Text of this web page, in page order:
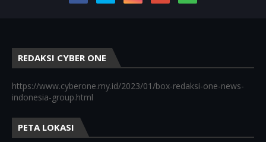
REDAKSI CYBER ONE
https://www.cyberone.my.id/2023/01/box-redaksi-one-news-
indonesia-group.html
PETA LOKASI